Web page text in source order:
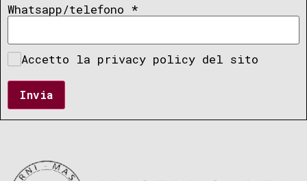
Whatsapp/telefono *
Accetto la privacy policy del sito
Invia